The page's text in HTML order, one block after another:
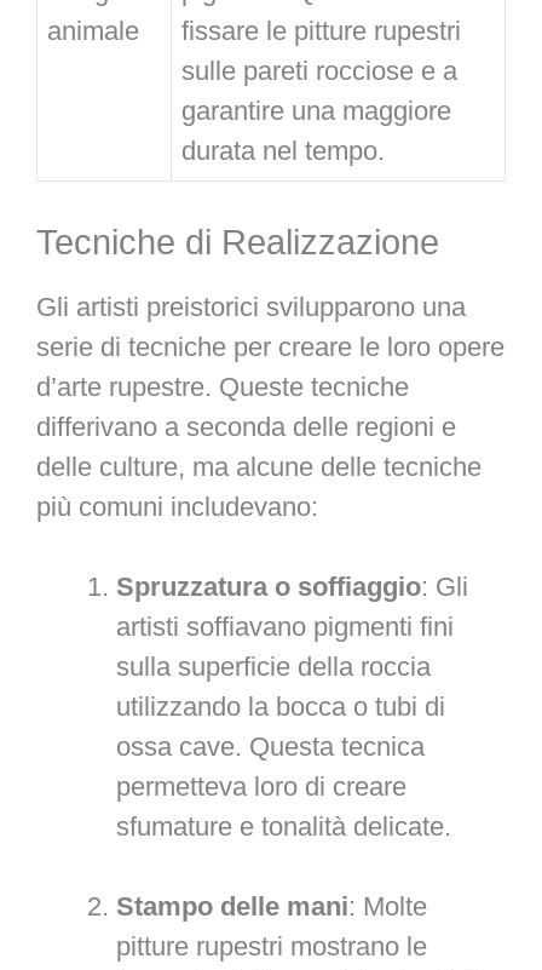
animale
fissare le pitture rupestri
sulle pareti rocciose e a
garantire una maggiore
durata nel tempo.
Tecniche di Realizzazione
Gli artisti preistorici svilupparono una
serie di tecniche per creare le loro opere
d’arte rupestre. Queste tecniche
differivano a seconda delle regioni e
delle culture, ma alcune delle tecniche
più comuni includevano:
Spruzzatura o soffiaggio: Gli
artisti soffiavano pigmenti fini
sulla superficie della roccia
utilizzando la bocca o tubi di
ossa cave. Questa tecnica
permetteva loro di creare
sfumature e tonalità delicate.
Stampo delle mani: Molte
pitture rupestri mostrano le